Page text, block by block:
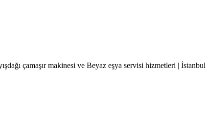
çamaşır makinesi ve Beyaz eşya servisi hizmetleri | İstanbul